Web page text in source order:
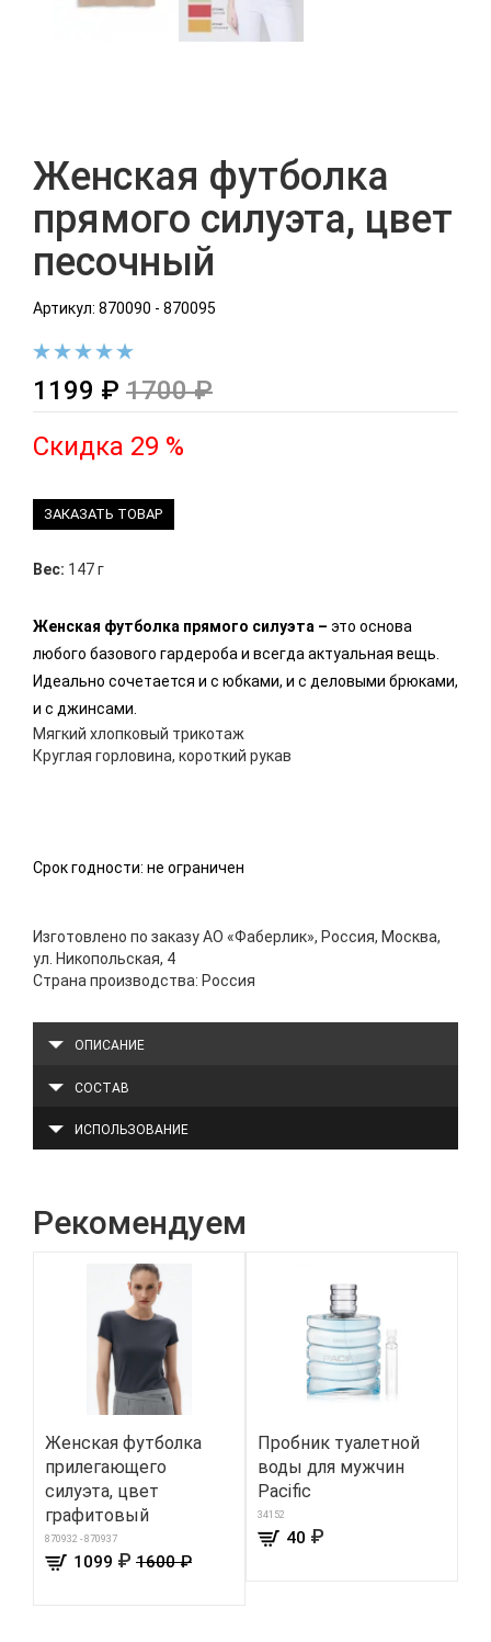
Женская футболка
прямого силуэта, цвет
песочный
Артикул: 870090 - 870095
1199 ₽ 1700 ₽
Скидка 29 %
ЗАКАЗАТЬ ТОВАР
Вес: 147 г
Женская футболка прямого силуэта – это основа
любого базового гардероба и всегда актуальная вещь.
Идеально сочетается и с юбками, и с деловыми брюками,
и с джинсами.
Мягкий хлопковый трикотаж
Круглая горловина, короткий рукав
Срок годности: не ограничен
Изготовлено по заказу АО «Фаберлик», Россия, Москва,
ул. Никопольская, 4
Страна производства: Россия
ОПИСАНИЕ
СОСТАВ
ИСПОЛЬЗОВАНИЕ
Рекомендуем
Женская футболка
прилегающего
силуэта, цвет
графитовый
870932 - 870937
1099 ₽ 1600 ₽
Пробник туалетной
воды для мужчин
Pacific
34152
40 ₽